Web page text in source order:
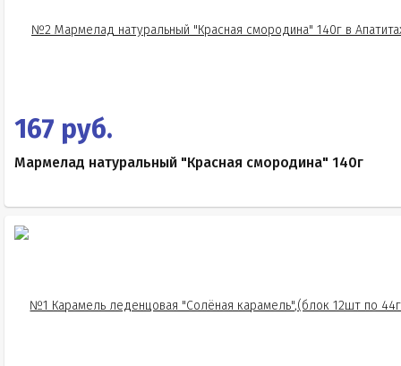
167 руб.
Мармелад натуральный "Красная смородина" 140г